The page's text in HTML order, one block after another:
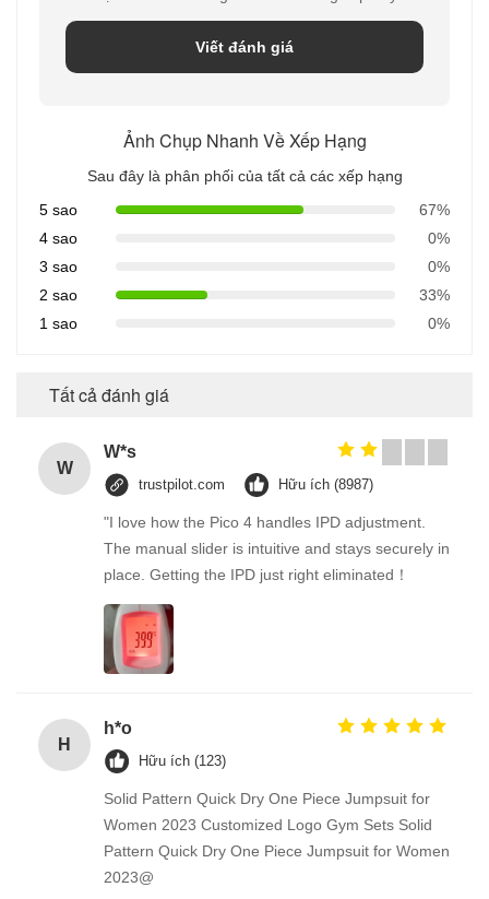
Viết đánh giá
Ảnh Chụp Nhanh Về Xếp Hạng
Sau đây là phân phối của tất cả các xếp hạng
5 sao
67%
4 sao
0%
3 sao
0%
2 sao
33%
1 sao
0%
Tất cả đánh giá
W
W*s
trustpilot.com Hữu ích (8987)
"I love how the Pico 4 handles IPD adjustment.
The manual slider is intuitive and stays securely in
place. Getting the IPD just right eliminated！
H
h*o
Hữu ích (123)
Solid Pattern Quick Dry One Piece Jumpsuit for
Women 2023 Customized Logo Gym Sets Solid
Pattern Quick Dry One Piece Jumpsuit for Women
2023@